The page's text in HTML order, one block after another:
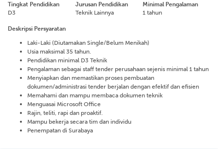
Tingkat Pendidikan
D3
Jurusan Pendidikan
Teknik Lainnya
Minimal Pengalaman
1 tahun
Deskripsi Persyaratan
Laki-Laki (Diutamakan Single/Belum Menikah)
Usia maksimal 35 tahun.
Pendidikan minimal D3 Teknik
Pengalaman sebagai staff tender perusahaan sejenis minimal 1 tahun
Menyiapkan dan memastikan proses pembuatan
dokumen/administrasi tender berjalan dengan efektif dan efisien
Memahami dan mampu membaca dokumen teknik
Menguasai Microsoft Office
Rajin, teliti, rapi dan proaktif.
Mampu bekerja secara tim dan individu
Penempatan di Surabaya